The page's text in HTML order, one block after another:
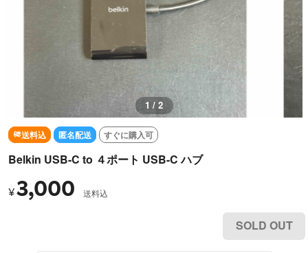
1 / 2
送料込 匿名配送 すぐに購入可
Belkin USB-C to ４ポート USB-C ハブ
¥3,000 送料込
SOLD OUT